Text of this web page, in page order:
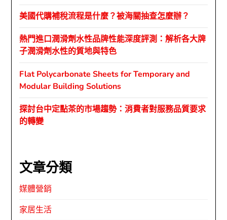
美國代購補稅流程是什麼？被海關抽查怎麼辦？
熱門進口潤滑劑水性品牌性能深度評測：解析各大牌
子潤滑劑水性的質地與特色
Flat Polycarbonate Sheets for Temporary and
Modular Building Solutions
探討台中定點茶的市場趨勢：消費者對服務品質要求
的轉變
文章分類
媒體營銷
家居生活